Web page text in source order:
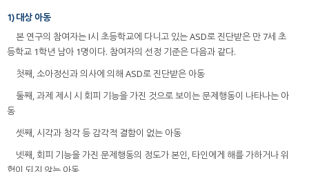
1) 대상 아동
본 연구의 참여자는 I시 초등학교에 다니고 있는 ASD로 진단받은 만 7세 초
등학교 1학년 남아 1명이다. 참여자의 선정 기준은 다음과 같다.
첫째, 소아정신과 의사에 의해 ASD로 진단받은 아동
둘째, 과제 제시 시 회피 기능을 가진 것으로 보이는 문제행동이 나타나는 아
동
셋째, 시각과 청각 등 감각적 결함이 없는 아동
넷째, 회피 기능을 가진 문제행동의 정도가 본인, 타인에게 해를 가하거나 위